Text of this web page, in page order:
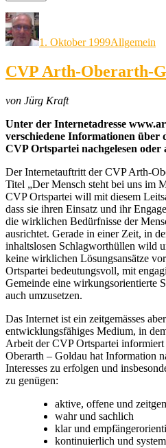
Autor
Veröffentlicht
am
1. Oktober 1999Allgemein
CVP Arth-Oberarth-
von Jürg Kraft
Unter der Internetadresse
verschiedene Informationen über
CVP Ortspartei nachgelesen oder
Der Internetauftritt der CVP Arth-
Titel „Der Mensch steht bei uns im
CVP Ortspartei will mit diesem
dass sie ihren Einsatz und ihr
die wirklichen Bedürfnisse der
ausrichtet. Gerade in einer Zeit, in
inhaltslosen Schlagworthüllen wild
keine wirklichen Lösungsansätze
Ortspartei bedeutungsvoll, mit
Gemeinde eine wirkungsorientierte
auch umzusetzen.
Das Internet ist ein zeitgemässes
entwicklungsfähiges Medium, in
Arbeit der CVP Ortspartei
Oberarth – Goldau hat Information
Interesses zu erfolgen und
zu genügen:
aktive, offene und
wahr und sachlich
klar und
kontinuierlich und